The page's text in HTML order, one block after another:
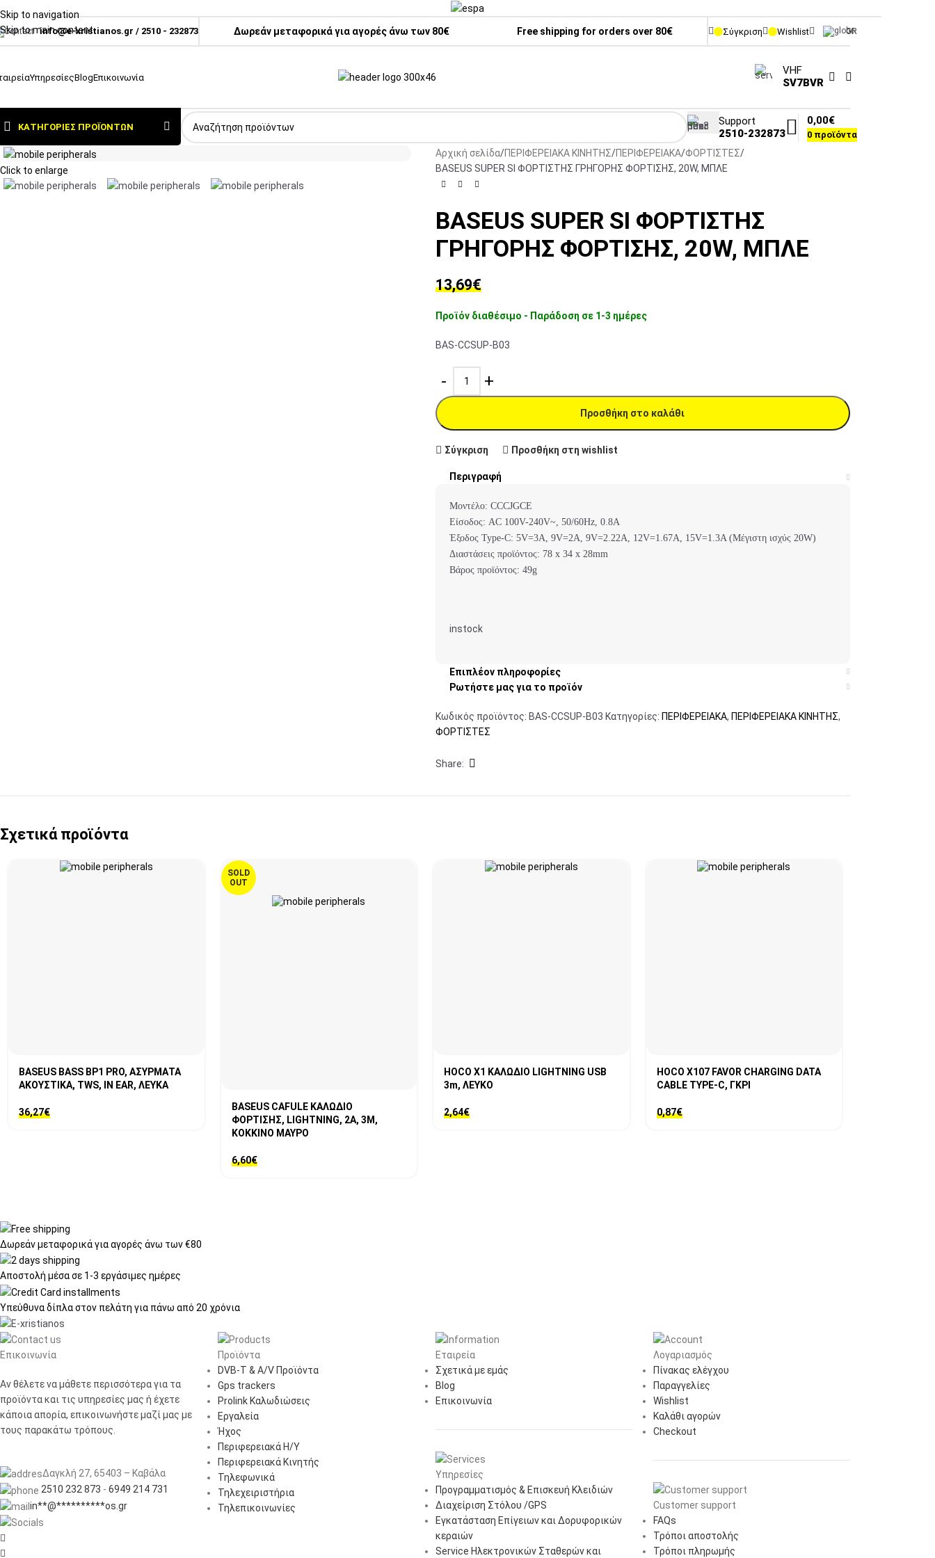
Skip to navigation
Skip to main content
info@e-xristianos.gr / 2510 - 232873 Δωρεάν μεταφορικά για αγορές άνω των 80€ Free shipping for orders over 80€ Σύγκριση Wishlist GR
ΥπηρεσίεςBlogΕπικοινωνία
VHF
SV7BVR
ΚΑΤΗΓΟΡΊΕΣ ΠΡΟΪΌΝΤΩΝ
Support
2510-232873
0 προϊόντα
0,00€
Click to enlarge
Αρχική σελίδα ΠΕΡΙΦΕΡΕΙΑΚΑ ΚΙΝΗΤΗΣ ΠΕΡΙΦΕΡΕΙΑΚΑ ΦΟΡΤΙΣΤΕΣ
BASEUS SUPER SI ΦΟΡΤΙΣΤΗΣ ΓΡΗΓΟΡΗΣ ΦΟΡΤΙΣΗΣ, 20W, ΜΠΛΕ
BASEUS SUPER SI ΦΟΡΤΙΣΤΗΣ
ΓΡΗΓΟΡΗΣ ΦΟΡΤΙΣΗΣ, 20W, ΜΠΛΕ
13,69€
Προϊόν διαθέσιμο - Παράδοση σε 1-3 ημέρες
BAS-CCSUP-B03
Προσθήκη στο καλάθι
Σύγκριση Προσθήκη στη wishlist
Περιγραφή
Μοντέλο: CCCJGCE
Είσοδος: AC 100V-240V~, 50/60Hz, 0.8A
Έξοδος Type-C: 5V=3A, 9V=2A, 9V=2.22A, 12V=1.67A, 15V=1.3A (Μέγιστη ισχύς 20W)
Διαστάσεις προϊόντος: 78 x 34 x 28mm
Βάρος προϊόντος: 49g
instock
Επιπλέον πληροφορίες
Ρωτήστε μας για το προϊόν
Κωδικός προϊόντος: BAS-CCSUP-B03 Κατηγορίες: ΠΕΡΙΦΕΡΕΙΑΚΑ, ΠΕΡΙΦΕΡΕΙΑΚΑ ΚΙΝΗΤΗΣ,
ΦΟΡΤΙΣΤΕΣ
Share:
Σχετικά προϊόντα
BASEUS BASS BP1 PRO, ΑΣΥΡΜΑΤΑ
ΑΚΟΥΣΤΙΚΑ, TWS, IN EAR, ΛΕΥΚΑ
36,27€
SOLD
OUT
BASEUS CAFULE ΚΑΛΩΔΙΟ
ΦΟΡΤΙΣΗΣ, LIGHTNING, 2A, 3M,
ΚΟΚΚΙΝΟ ΜΑΥΡΟ
6,60€
HOCO X1 ΚΑΛΩΔΙΟ LIGHTNING USB
3m, ΛΕΥΚΟ
2,64€
HOCO X107 FAVOR CHARGING DATA
CABLE TYPE-C, ΓΚΡΙ
0,87€
Δωρεάν μεταφορικάγια αγορές άνω των €80
Αποστολή μέσα σε 1-3 εργάσιμες ημέρες
Υπεύθυνα δίπλα στον πελάτη για πάνω από 20 χρόνια
Επικοινωνία
Αν θέλετε να μάθετε περισσότερα για τα
προϊόντα και τις υπηρεσίες μας ή έχετε
κάποια απορία, επικοινωνήστε μαζί μας με
τους παρακάτω τρόπους.
Δαγκλή 27, 65403 – Καβάλα
2510 232 873 - 6949 214 731
in**@**********os.gr


Προϊόντα
DVB-T & A/V Προϊόντα
Gps trackers
Prolink Καλωδιώσεις
Εργαλεία
Ήχος
Περιφερειακά Η/Υ
Περιφερειακά Κινητής
Τηλεφωνικά
Τηλεχειριστήρια
Τηλεπικοινωνίες
Εταιρεία
Σχετικά με εμάς
Blog
Επικοινωνία
Υπηρεσίες
Προγραμματισμός & Επισκευή Κλειδιών
Διαχείριση Στόλου /GPS
Εγκατάσταση Επίγειων και Δορυφορικών
κεραιών
Service Ηλεκτρονικών Σταθερών και
Λογαριασμός
Πίνακας ελέγχου
Παραγγελίες
Wishlist
Καλάθι αγορών
Checkout
Customer support
FAQs
Τρόποι αποστολής
Τρόποι πληρωμής